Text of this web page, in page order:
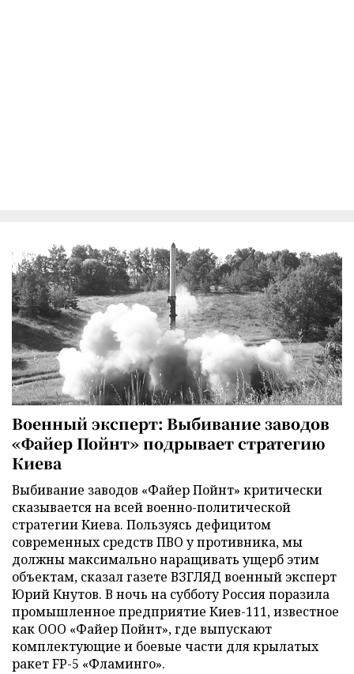
Военный эксперт: Выбивание заводов
«Файер Пойнт» подрывает стратегию
Киева
Выбивание заводов «Файер Пойнт» критически
сказывается на всей военно-политической
стратегии Киева. Пользуясь дефицитом
современных средств ПВО у противника, мы
должны максимально наращивать ущерб этим
объектам, сказал газете ВЗГЛЯД военный эксперт
Юрий Кнутов. В ночь на субботу Россия поразила
промышленное предприятие Киев-111, известное
как ООО «Файер Пойнт», где выпускают
комплектующие и боевые части для крылатых
ракет FP-5 «Фламинго».